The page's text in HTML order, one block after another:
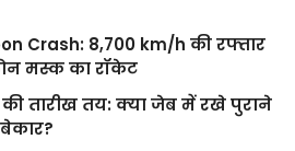
Crash: 8,700 km/h की रफ्तार
मस्क का रॉकेट
तारीख तय: क्या जेब में रखे पुराने